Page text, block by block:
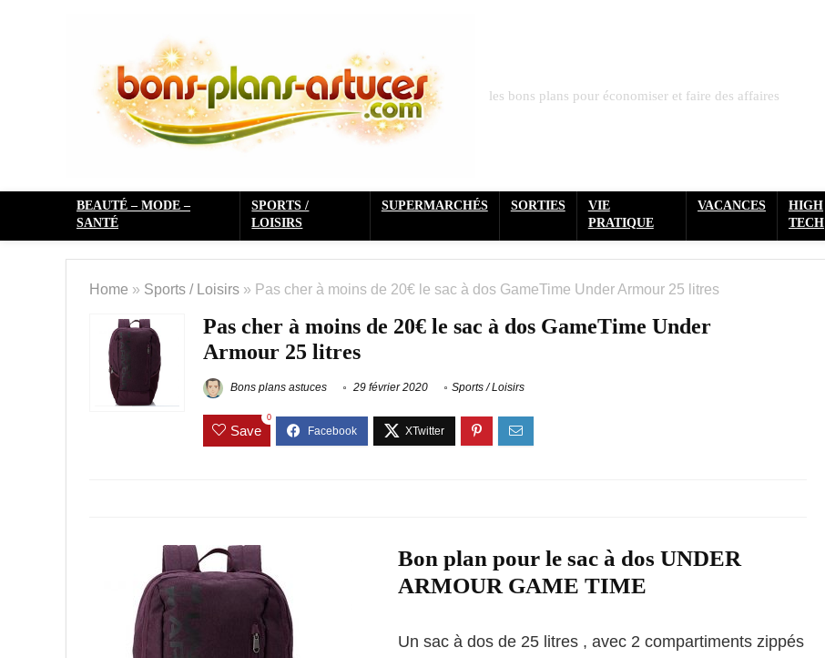
les bons plans pour économiser et faire des affaires
BEAUTÉ – MODE –
SANTÉ
SPORTS /
LOISIRS
SUPERMARCHÉS SORTIES
VIE
PRATIQUE
VACANCES
HIGH
TECH
Home » Sports / Loisirs » Pas cher à moins de 20€ le sac à dos GameTime Under Armour 25 litres
Pas cher à moins de 20€ le sac à dos GameTime Under
Armour 25 litres
Bons plans astuces 29 février 2020 Sports / Loisirs
Save
0
Bon plan pour le sac à dos UNDER
ARMOUR GAME TIME
Un sac à dos de 25 litres , avec 2 compartiments zippés